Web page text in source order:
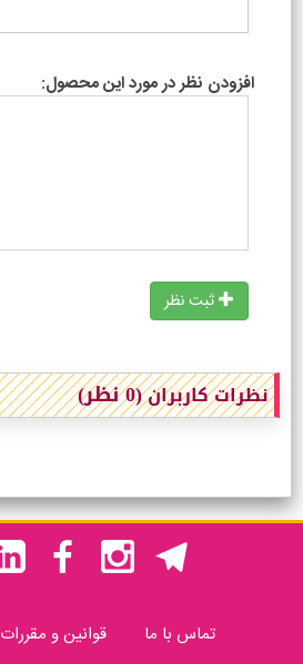
افزودن نظر در مورد این محصول:
ثبت نظر
نظرات کاربران(0 نظر)
تماس با ما قوانین و مقررات